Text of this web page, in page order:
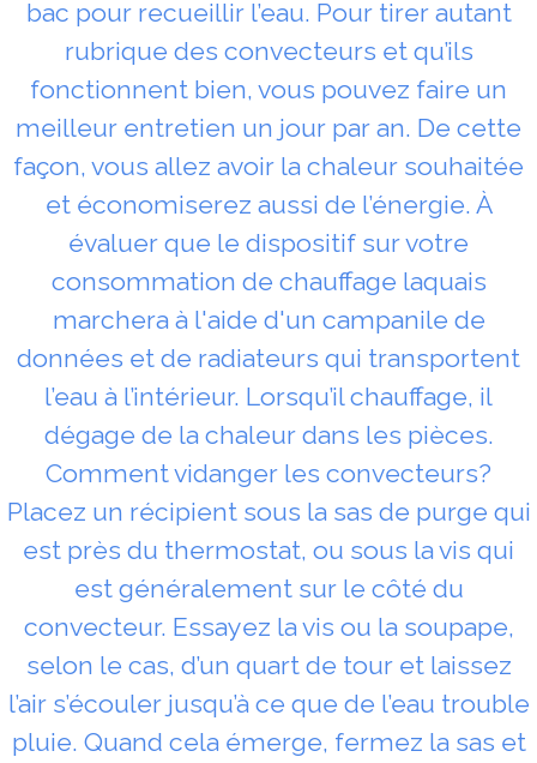
bac pour recueillir l’eau. Pour tirer autant
rubrique des convecteurs et qu’ils
fonctionnent bien, vous pouvez faire un
meilleur entretien un jour par an. De cette
façon, vous allez avoir la chaleur souhaitée
et économiserez aussi de l’énergie. À
évaluer que le dispositif sur votre
consommation de chauffage laquais
marchera à l'aide d'un campanile de
données et de radiateurs qui transportent
l’eau à l’intérieur. Lorsqu’il chauffage, il
dégage de la chaleur dans les pièces.
Comment vidanger les convecteurs?
Placez un récipient sous la sas de purge qui
est près du thermostat, ou sous la vis qui
est généralement sur le côté du
convecteur. Essayez la vis ou la soupape,
selon le cas, d’un quart de tour et laissez
l’air s’écouler jusqu’à ce que de l’eau trouble
pluie. Quand cela émerge, fermez la sas et